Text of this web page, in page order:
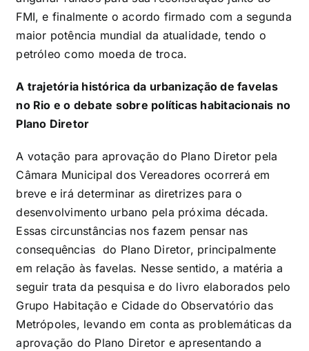
FMI, e finalmente o acordo firmado com a segunda
maior potência mundial da atualidade, tendo o
petróleo como moeda de troca.
A trajetória histórica da urbanização de favelas
no Rio e o debate sobre políticas habitacionais no
Plano Diretor
A votação para aprovação do Plano Diretor pela
Câmara Municipal dos Vereadores ocorrerá em
breve e irá determinar as diretrizes para o
desenvolvimento urbano pela próxima década.
Essas circunstâncias nos fazem pensar nas
consequências do Plano Diretor, principalmente
em relação às favelas. Nesse sentido, a matéria a
seguir trata da pesquisa e do livro elaborados pelo
Grupo Habitação e Cidade do Observatório das
Metrópoles, levando em conta as problemáticas da
aprovação do Plano Diretor e apresentando a